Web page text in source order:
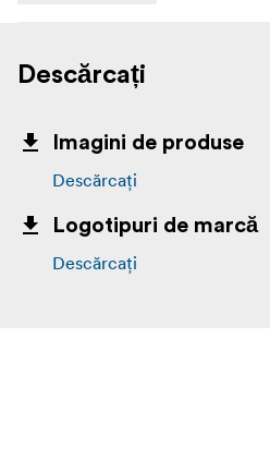
Descărcați
Imagini de produse
Descărcați
Logotipuri de marcă
Descărcați